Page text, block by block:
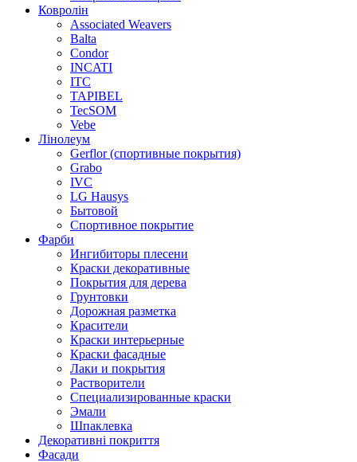
Ковролін
Associated Weavers
Balta
Condor
INCATI
ITC
TAPIBEL
TecSOM
Vebe
Лінолеум
Gerflor (спортивные покрытия)
Grabo
IVC
LG Hausys
Бытовой
Спортивное покрытие
Фарби
Ингибиторы плесени
Краски декоративные
Покрытия для дерева
Грунтовки
Дорожная разметка
Красители
Краски интерьерные
Краски фасадные
Лаки и покрытия
Растворители
Специализированные краски
Эмали
Шпаклевка
Декоративні покриття
Фасади